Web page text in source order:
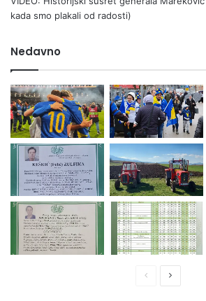
kada smo plakali od radosti)
Nedavno
PrethodnaNaredna